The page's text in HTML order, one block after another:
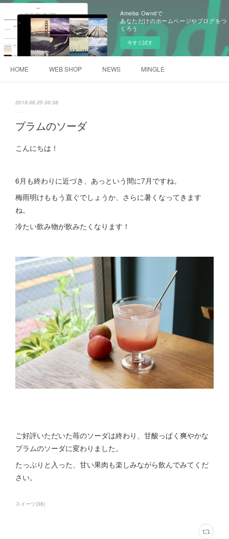
Ameba Owndで
あなただけのホームページやブログをつ
くろう
今すぐ試す
HOME WEB SHOP NEWS MINGLE
2019.06.25 06:38
プラムのソーダ
こんにちは！
6月も終わりに近づき、あっという間に7月ですね。
梅雨明けももう直ぐでしょうか、さらに暑くなってきます
ね。
冷たい飲み物が飲みたくなります！
ご好評いただいた苺のソーダは終わり、甘酸っぱく爽やかな
プラムのソーダに変わりました。
たっぷりと入った、甘い果肉も楽しみながら飲んでみてくだ
さい。
スイーツ(38)